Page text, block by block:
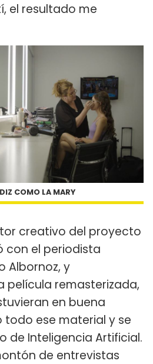
el resultado me
COMO LA MARY
creativo del proyecto
con el periodista
Albornoz, y
película remasterizada,
en buena
todo ese material y se
de Inteligencia Artificial.
de entrevistas